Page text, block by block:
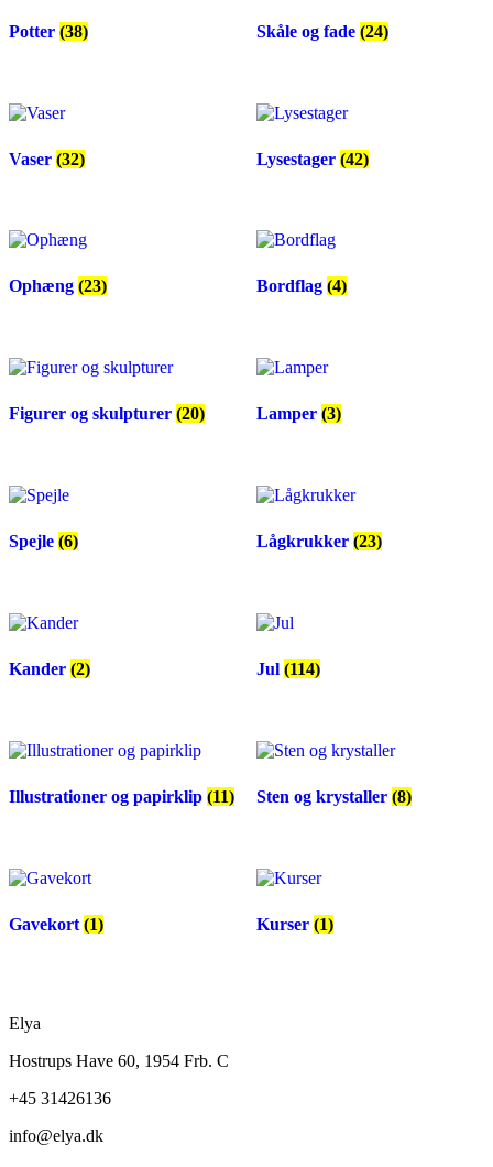
Potter (38) Skåle og fade (24)
Vaser (32) Lysestager (42)
Ophæng (23) Bordflag (4)
Figurer og skulpturer (20) Lamper (3)
Spejle (6) Lågkrukker (23)
Kander (2) Jul (114)
Illustrationer og papirklip (11) Sten og krystaller (8)
Gavekort (1) Kurser (1)
Elya
Hostrups Have 60, 1954 Frb. C
+45 31426136
info@elya.dk